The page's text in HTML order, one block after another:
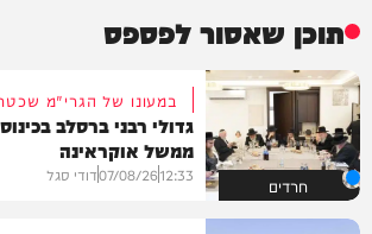
תוכן שאסור לפספס
חרדים
במעונו של הגרי"מ
גדולי רבני ברסלב
ממשל אוקראינה
12:33
07/08/26דודי סגל